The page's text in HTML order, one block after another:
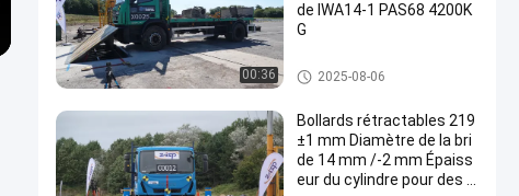
00:36
de IWA14-1 PAS68 4200K
G
dresseurs de route
2025-08-06
Bollards rétractables 219
±1 mm Diamètre de la bri
de 14 mm /-2 mm Épaiss
eur du cylindre pour des s